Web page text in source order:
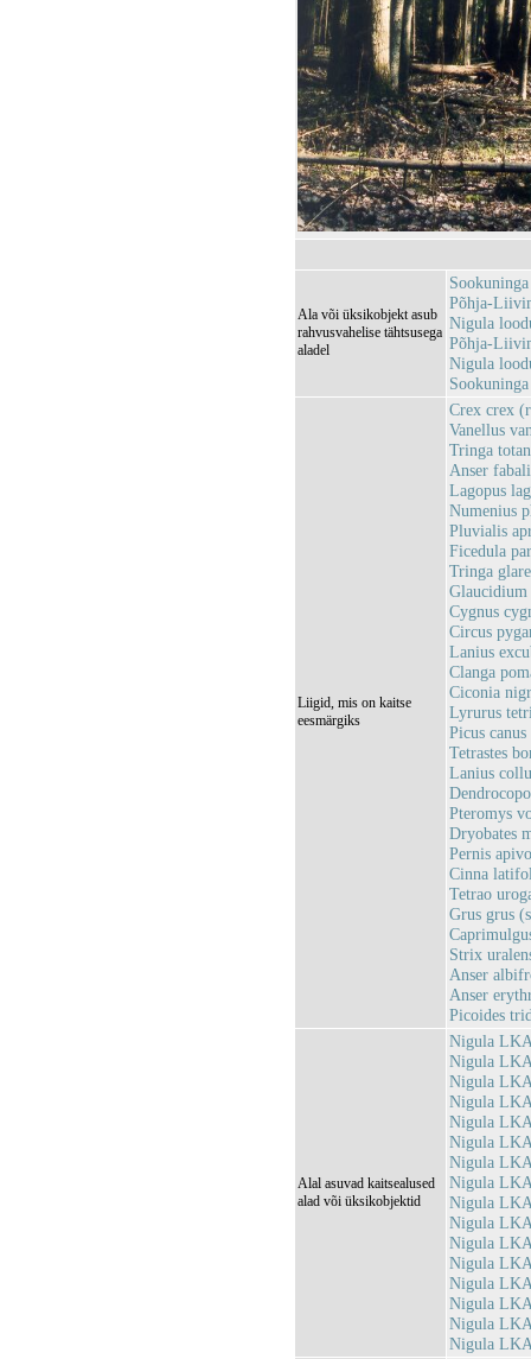
Ala või üksikobjekt asub
rahvusvahelise tähtsusega
aladel
Põhja-
Nigula
Põhja-
Nigula
Liigid, mis on kaitse
eesmärgiks
Crex crex
Vanellus
Tringa
Anser
Lagopus
Numenius
Pluvialis
Ficedula
Tringa
Glaucidium
Cygnus
Circus
Lanius
Clanga
Ciconia
Lyrurus
Picus
Tetrastes
Lanius
Pteromys
Dryobates
Pernis
Cinna
Tetrao
Grus grus
Strix
Anser
Anser
Picoides
Alal asuvad kaitsealused
alad või üksikobjektid
Nigula
Nigula
Nigula
Nigula
Nigula
Nigula
Nigula
Nigula
Nigula
Nigula
Nigula
Nigula
Nigula
Nigula
Nigula
Nigula